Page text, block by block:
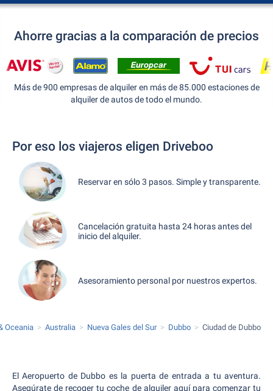
Ahorre gracias a la comparación de precios
Más de 900 empresas de alquiler en más de 85.000 estaciones de
alquiler de autos de todo el mundo.
Por eso los viajeros eligen Driveboo
Reservar en sólo 3 pasos. Simple y transparente.
Cancelación gratuita hasta 24 horas antes del
inicio del alquiler.
Asesoramiento personal por nuestros expertos.
Oceania Australia Nueva Gales del Sur Dubbo Ciudad de Dubbo
El Aeropuerto de Dubbo es la puerta de entrada a tu aventura.
Asegúrate de recoger tu coche de alquiler aquí para comenzar tu